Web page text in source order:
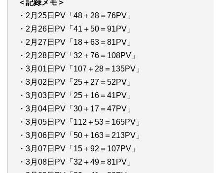
＜記録メモ＞
・2月25日PV「48＋28＝76PV」
・2月26日PV「41＋50＝91PV」
・2月27日PV「18＋63＝81PV」
・2月28日PV「32＋76＝108PV」
・3月01日PV「107＋28＝135PV」
・3月02日PV「25＋27＝52PV」
・3月03日PV「25＋16＝41PV」
・3月04日PV「30＋17＝47PV」
・3月05日PV「112＋53＝165PV」
・3月06日PV「50＋163＝213PV」
・3月07日PV「15＋92＝107PV」
・3月08日PV「32＋49＝81PV」